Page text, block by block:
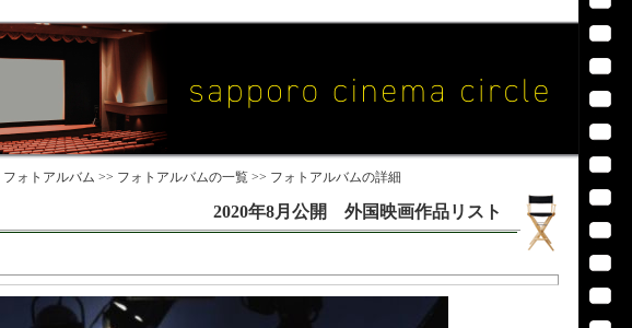
フォトアルバム >> フォトアルバムの一覧 >> フォトアルバムの詳細
2020年8月公開 外国映画作品リスト